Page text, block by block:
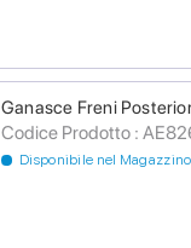
Ganasce Freni
Codice Prodotto :
Disponibile nel